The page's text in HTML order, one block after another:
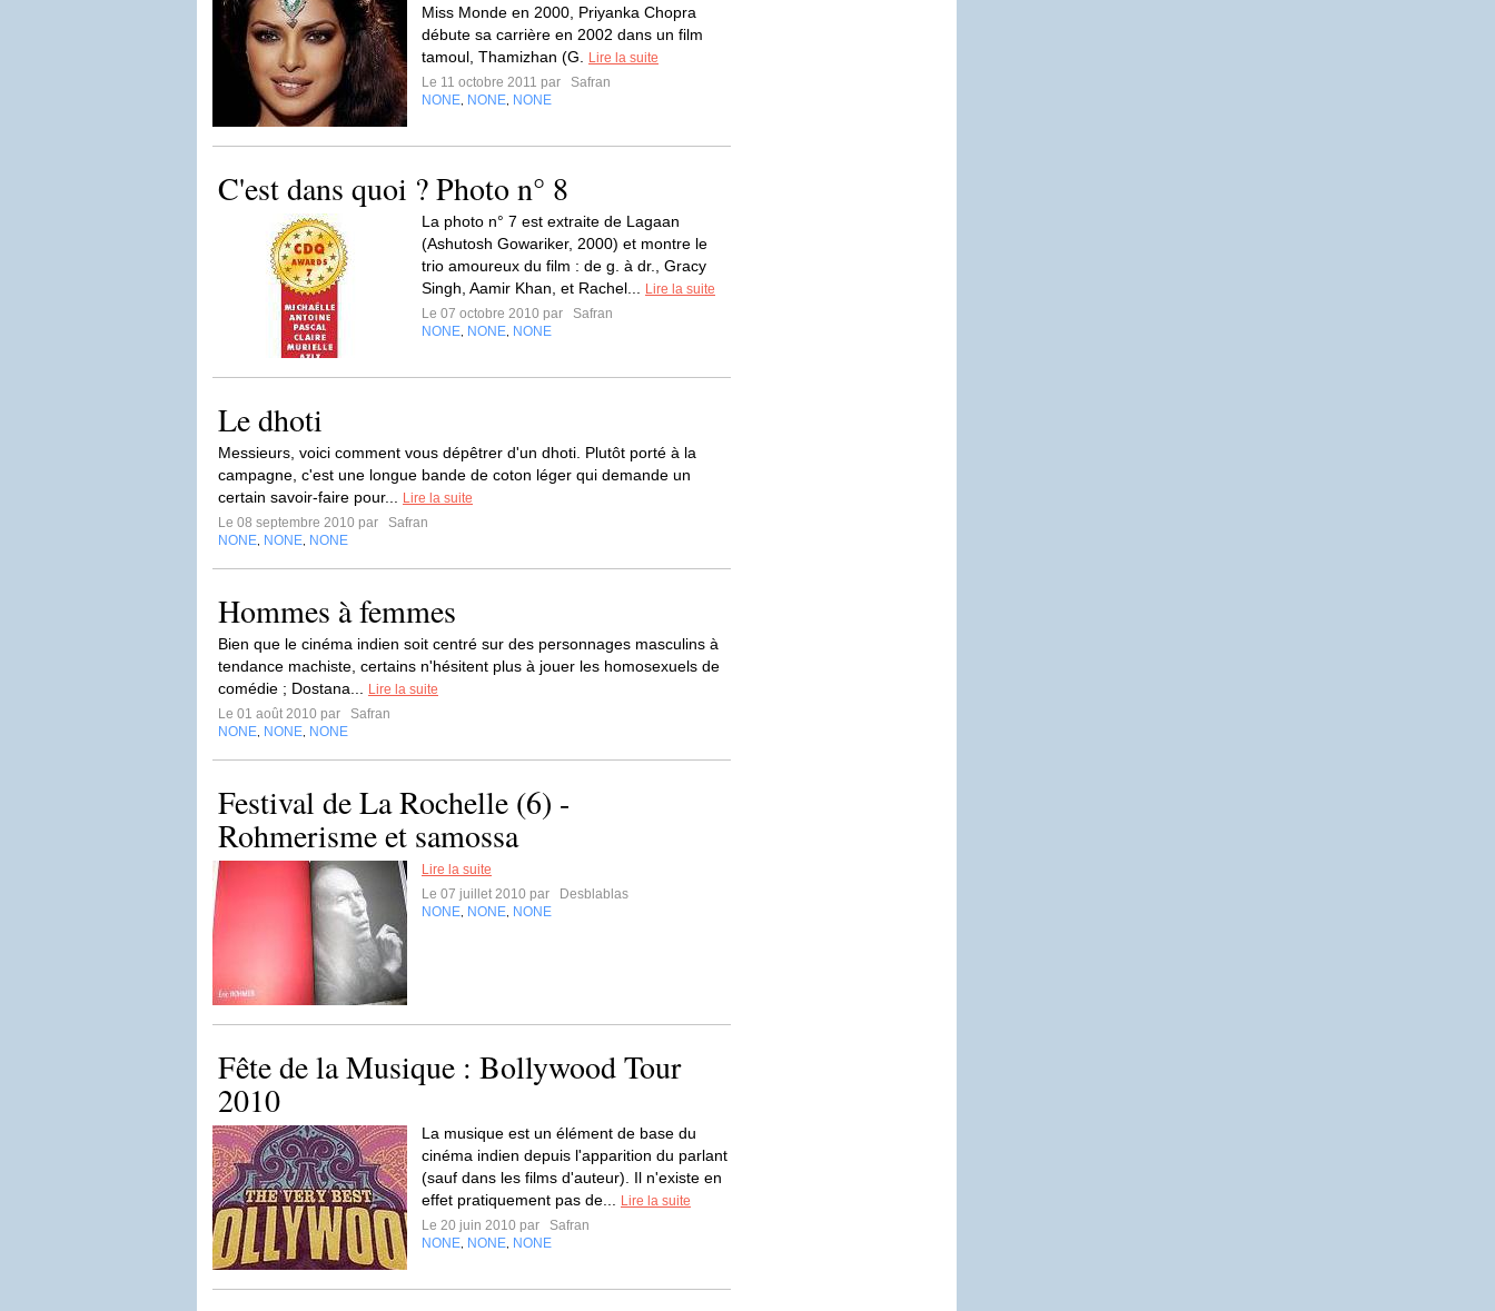
Miss Monde en 2000, Priyanka Chopra
débute sa carrière en 2002 dans un film
tamoul, Thamizhan (G.
Lire la suite
Le 11 octobre 2011 par
Safran
NONE NONE NONE
C'est dans quoi ? Photo n° 8
La photo n° 7 est extraite de Lagaan
(Ashutosh Gowariker, 2000) et montre le
trio amoureux du film : de g. à dr., Gracy
Singh, Aamir Khan, et Rachel...
Lire la suite
Le 07 octobre 2010 par
Safran
NONE NONE NONE
Le dhoti
Messieurs, voici comment vous dépêtrer d'un dhoti. Plutôt porté à la
campagne, c'est une longue bande de coton léger qui demande un
certain savoir-faire pour...
Lire la suite
Le 08 septembre 2010 par
Safran
NONE NONE NONE
Hommes à femmes
Bien que le cinéma indien soit centré sur des personnages masculins à
tendance machiste, certains n'hésitent plus à jouer les homosexuels de
comédie ; Dostana...
Lire la suite
Le 01 août 2010 par
Safran
NONE NONE NONE
Festival de La Rochelle (6) -
Rohmerisme et samossa
Lire la suite
Le 07 juillet 2010 par
Desblablas
NONE NONE NONE
Fête de la Musique : Bollywood Tour
2010
La musique est un élément de base du
cinéma indien depuis l'apparition du parlant
(sauf dans les films d'auteur). Il n'existe en
effet pratiquement pas de...
Lire la suite
Le 20 juin 2010 par
Safran
NONE NONE NONE